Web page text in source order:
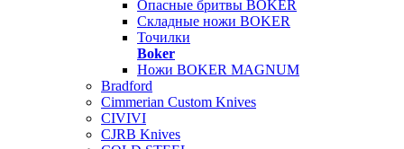
Опасные бритвы BOKER
Складные ножи BOKER
Точилки
Boker
Ножи BOKER MAGNUM
Bradford
Cimmerian Custom Knives
CIVIVI
CJRB Knives